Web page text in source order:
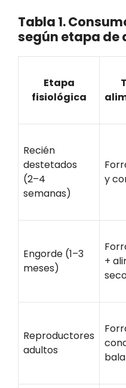
Tabla 1.
según etapa de
Etapa
fisiológica
Recién
destetados
(2–4
semanas)
y
Engorde (1–3
meses)
+
Reproductores
adultos